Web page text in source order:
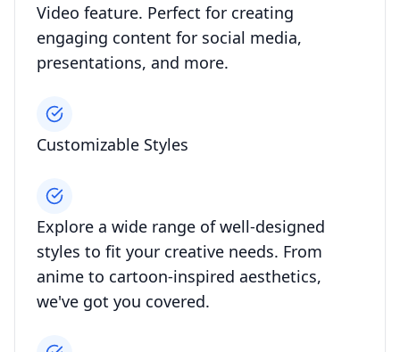
Video feature. Perfect for creating
engaging content for social media,
presentations, and more.
Customizable Styles
Explore a wide range of well-designed
styles to fit your creative needs. From
anime to cartoon-inspired aesthetics,
we've got you covered.